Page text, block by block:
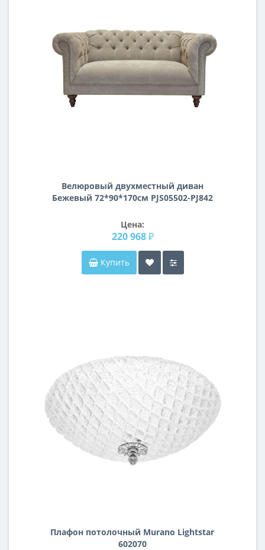
Велюровый двухместный диван
Бежевый 72*90*170см PJS05502-PJ842
Цена:
220 968 ₽
Купить
Плафон потолочный Murano Lightstar
602070